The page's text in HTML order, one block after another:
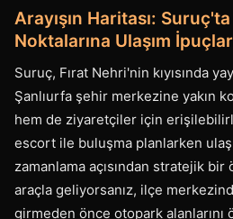
Arayışın Haritası:
Noktalarına Ulaşım
Suruç, Fırat Nehri'nin kıyısında
Şanlıurfa şehir merkezine yakın
hem de ziyaretçiler için
escort ile buluşma planlarken
zamanlama açısından stratejik
araçla geliyorsanız, ilçe
girmeden önce otopark